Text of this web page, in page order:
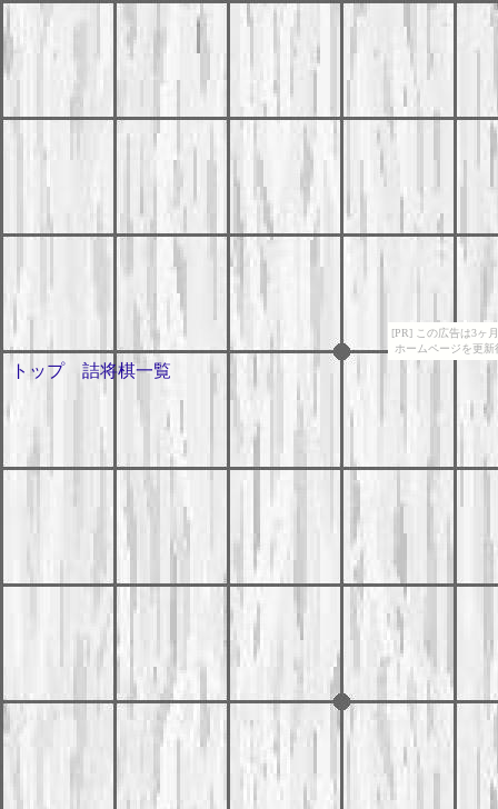
[PR] この広告は3ヶ
ホームページを更
トップ 詰将棋一覧